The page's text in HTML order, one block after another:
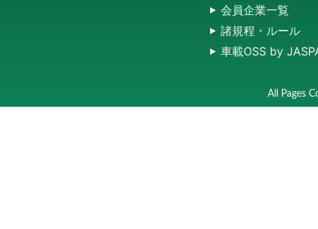
会員企業一覧
諸規程・ルール
車載OSS by
All Pages